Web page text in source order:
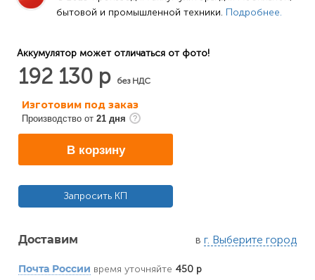
бытовой и промышленной техники. Подробнее.
Аккумулятор может отличаться от фото!
192 130 р без НДС
Изготовим под заказ
Производство от 21 дня
В корзину
Запросить КП
Доставим в г. Выберите город
Почта России время уточняйте 450 р